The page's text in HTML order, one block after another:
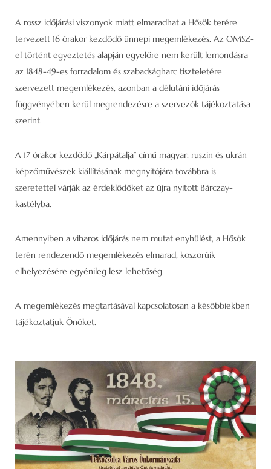
A rossz időjárási viszonyok miatt elmaradhat a Hősök terére
tervezett 16 órakor kezdődő ünnepi megemlékezés. Az OMSZ-
el történt egyeztetés alapján egyelőre nem került lemondásra
az 1848-49-es forradalom és szabadságharc tiszteletére
szervezett megemlékezés, azonban a délutáni időjárás
függvényében kerül megrendezésre a szervezők tájékoztatása
szerint.
A 17 órakor kezdődő „Kárpátalja” című magyar, ruszin és ukrán
képzőművészek kiállításának megnyitójára továbbra is
szeretettel várják az érdeklődőket az újra nyitott Bárczay-
kastélyba.
Amennyiben a viharos időjárás nem mutat enyhülést, a Hősök
terén rendezendő megemlékezés elmarad, koszorúik
elhelyezésére egyénileg lesz lehetőség.
A megemlékezés megtartásával kapcsolatosan a későbbiekben
tájékoztatjuk Önöket.